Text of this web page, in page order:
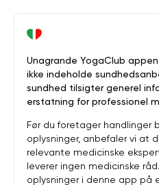
Unagrande YogaClub
ikke indeholde
sundhed tilsigter generel
erstatning for professionel
Før du foretager handlinger
oplysninger, anbefaler vi at
relevante medicinske
leverer ingen medicinske
oplysninger i denne app på